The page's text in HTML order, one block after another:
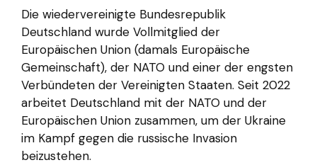
Die wiedervereinigte Bundesrepublik
Deutschland wurde Vollmitglied der
Europäischen Union (damals Europäische
Gemeinschaft), der NATO und einer der engsten
Verbündeten der Vereinigten Staaten. Seit 2022
arbeitet Deutschland mit der NATO und der
Europäischen Union zusammen, um der Ukraine
im Kampf gegen die russische Invasion
beizustehen.